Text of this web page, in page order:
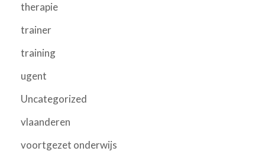
therapie
trainer
training
ugent
Uncategorized
vlaanderen
voortgezet onderwijs